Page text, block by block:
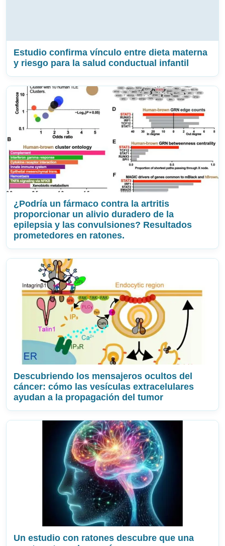
Estudio confirma vínculo entre dieta materna
y riesgo para la salud conductual infantil
¿Podría un fármaco contra la artritis
proporcionar un alivio duradero de la
epilepsia y las convulsiones? Resultados
prometedores en ratones.
Descubriendo los mensajeros ocultos del
cáncer: cómo las vesículas extracelulares
ayudan a la propagación del tumor
Un estudio con ratones descubre que una